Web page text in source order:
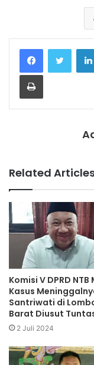
Print
Related
Komisi V DPRD
Kasus
Santriwati di
Barat Diusut
2 Juli 2024